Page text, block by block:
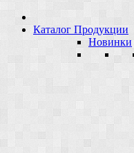
Каталог Продукции
Новинки